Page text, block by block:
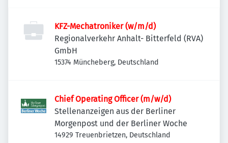
KFZ-Mechatroniker (w/m/d)
Regionalverkehr Anhalt- Bitterfeld (RVA)
GmbH
15374 Müncheberg, Deutschland
Chief Operating Officer (m/w/d)
Stellenanzeigen aus der Berliner
Morgenpost und der Berliner Woche
14929 Treuenbrietzen, Deutschland